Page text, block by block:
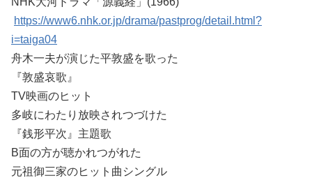
https://www6.nhk.or.jp/drama/pastprog/detail.html?
i=taiga04
舟木一夫が演じた平敦盛を歌った
『敦盛哀歌』
TV映画のヒット
多岐にわたり放映されつづけた
『銭形平次』主題歌
B面の方が聴かれつがれた
元祖御三家のヒット曲シングル